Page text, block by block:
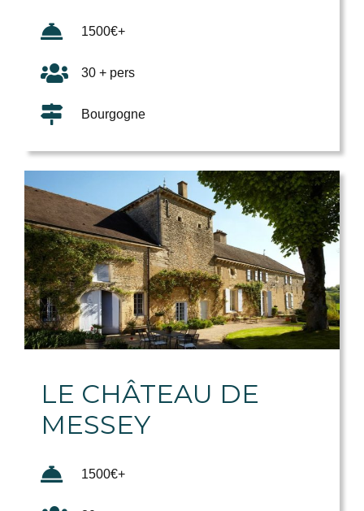
1500€+
30 + pers
Bourgogne
LE CHÂTEAU DE
MESSEY
1500€+